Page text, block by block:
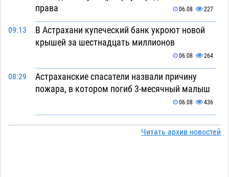
права
06.08 227
09:13
В Астрахани купеческий банк укроют новой
крышей за шестнадцать миллионов
06.08 264
08:29
Астраханские спасатели назвали причину
пожара, в котором погиб 3-месячный малыш
06.08 436
07:38
Арендатор заплатит миллионы за порчу
солью астраханских сельхозугодий
06.08 310
Читать архив новостей